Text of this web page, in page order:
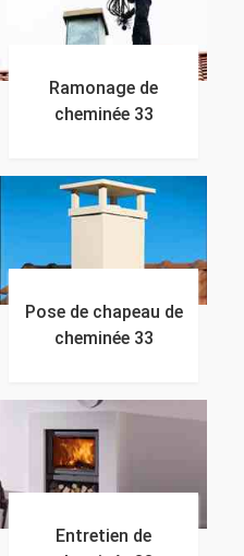
Ramonage de
cheminée 33
Pose de chapeau de
cheminée 33
Entretien de